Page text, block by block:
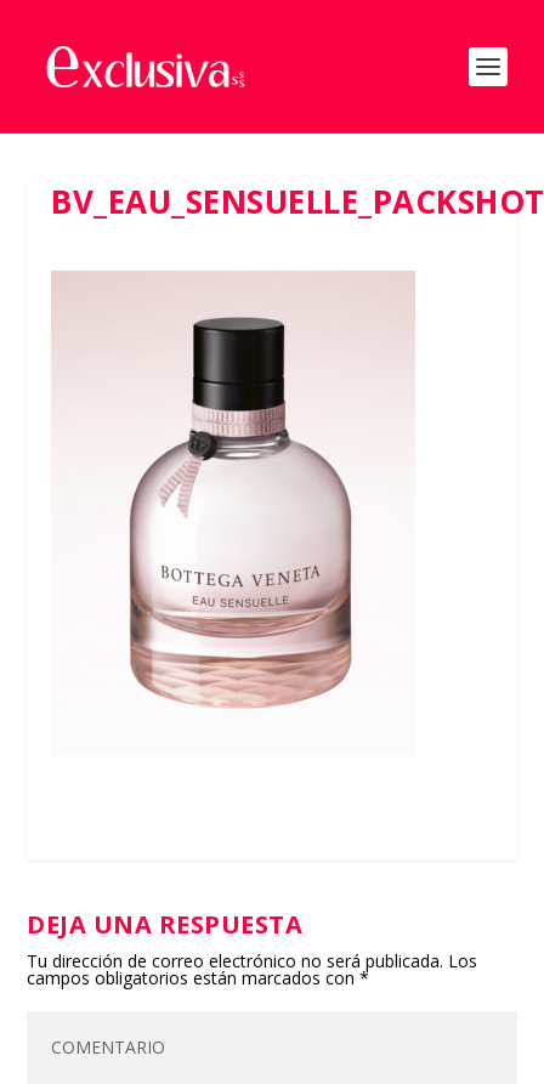
DEJA UNA RESPUESTA
Tu dirección de correo electrónico no será publicada. Los
campos obligatorios están marcados con*